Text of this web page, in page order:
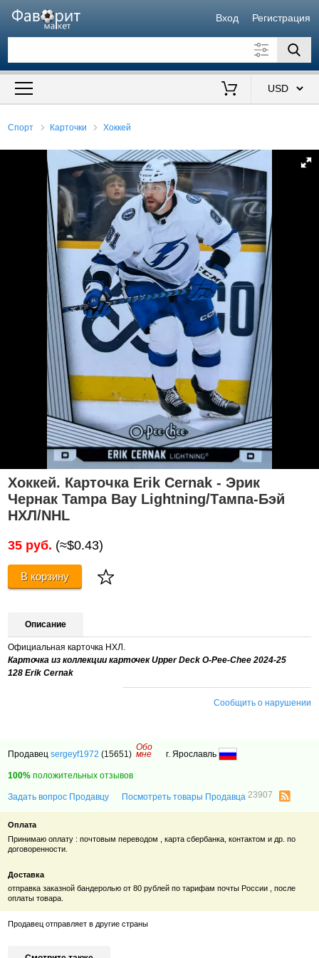
Вход Регистрация
Искать также в описании
Спорт Карточки Хоккей
Хоккей. Карточка Erik Cernak - Эрик
Чернак Tampa Bay Lightning/Тампа-Бэй
НХЛ/NHL
35 руб. (≈$0.43)
В корзину
Описание
Официальная карточка НХЛ.
Карточка из коллекции карточек Upper Deck O-Pee-Chee 2024-25
128 Erik Cernak
Сообщить о нарушении
Продавецsergeyf1972 (15651)
Обо
мне г. Ярославль
100% положительных отзывов
Задать вопрос Продавцу Посмотреть товары Продавца23907
Оплата
Принимаю оплату : почтовым переводом , карта сбербанка, контактом и др. по
договоренности.
Доставка
отправка заказной бандеролью от 80 рублей по тарифам почты России , после
оплаты товара.
Продавец отправляет в другие страны